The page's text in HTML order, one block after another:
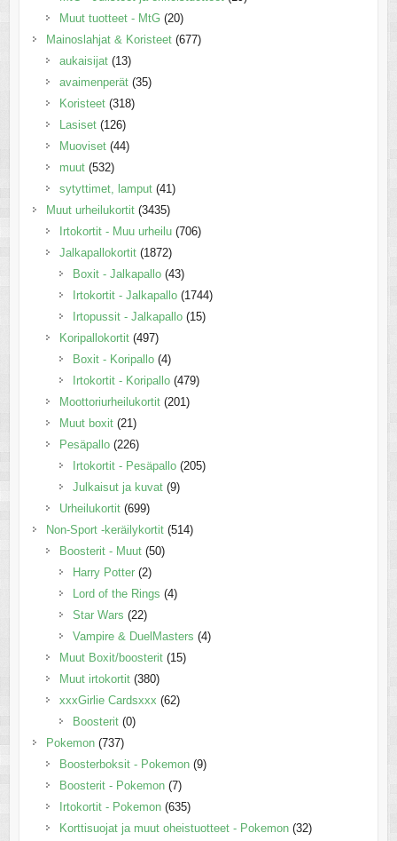
Muut tuotteet - MtG (20)
Mainoslahjat & Koristeet (677)
aukaisijat (13)
avaimenperät (35)
Koristeet (318)
Lasiset (126)
Muoviset (44)
muut (532)
sytyttimet, lamput (41)
Muut urheilukortit (3435)
Irtokortit - Muu urheilu (706)
Jalkapallokortit (1872)
Boxit - Jalkapallo (43)
Irtokortit - Jalkapallo (1744)
Irtopussit - Jalkapallo (15)
Koripallokortit (497)
Boxit - Koripallo (4)
Irtokortit - Koripallo (479)
Moottoriurheilukortit (201)
Muut boxit (21)
Pesäpallo (226)
Irtokortit - Pesäpallo (205)
Julkaisut ja kuvat (9)
Urheilukortit (699)
Non-Sport -keräilykortit (514)
Boosterit - Muut (50)
Harry Potter (2)
Lord of the Rings (4)
Star Wars (22)
Vampire & DuelMasters (4)
Muut Boxit/boosterit (15)
Muut irtokortit (380)
xxxGirlie Cardsxxx (62)
Boosterit (0)
Pokemon (737)
Boosterboksit - Pokemon (9)
Boosterit - Pokemon (7)
Irtokortit - Pokemon (635)
Korttisuojat ja muut oheistuotteet - Pokemon (32)